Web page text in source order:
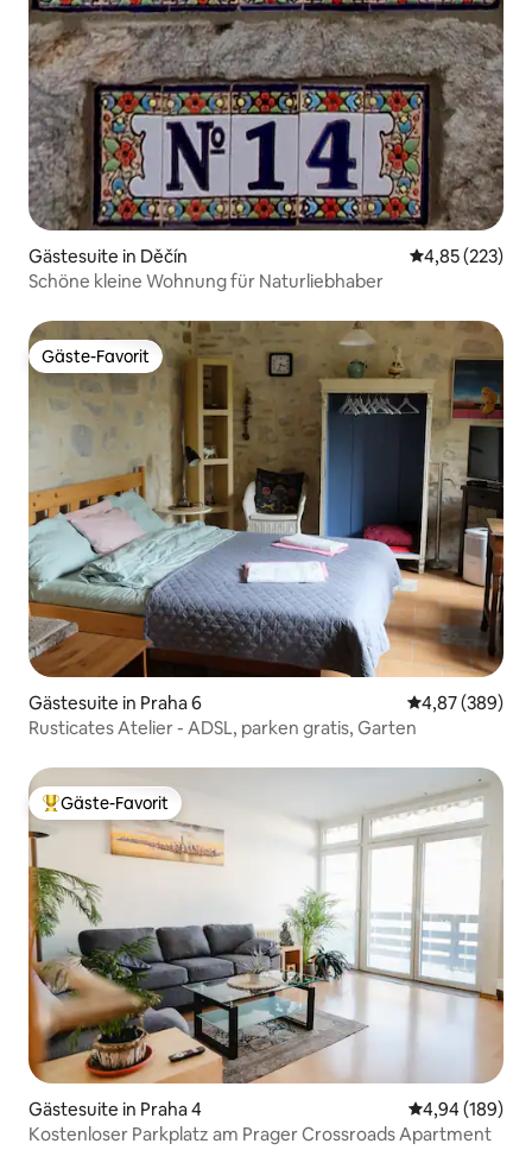
Gästesuite in Děčín
4,85 (223)
Schöne kleine Wohnung für Naturliebhaber
Gäste-Favorit
Gäste-Favorit
Gästesuite in Praha 6
4,87 (389)
Rusticates Atelier - ADSL, parken gratis, Garten
Beliebter Gäste-Favorit.
Gäste-Favorit
Gästesuite in Praha 4
4,94 (189)
Kostenloser Parkplatz am Prager Crossroads Apartment